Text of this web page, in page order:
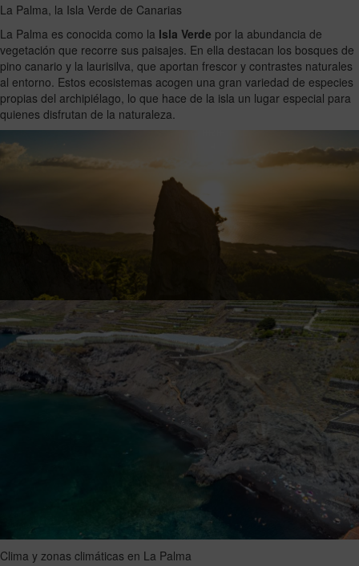
La Palma, la Isla Verde de Canarias
La Palma es conocida como la Isla Verde por la abundancia de
vegetación que recorre sus paisajes. En ella destacan los bosques de
pino canario y la laurisilva, que aportan frescor y contrastes naturales
al entorno. Estos ecosistemas acogen una gran variedad de especies
propias del archipiélago, lo que hace de la isla un lugar especial para
quienes disfrutan de la naturaleza.
Clima y zonas climáticas en La Palma